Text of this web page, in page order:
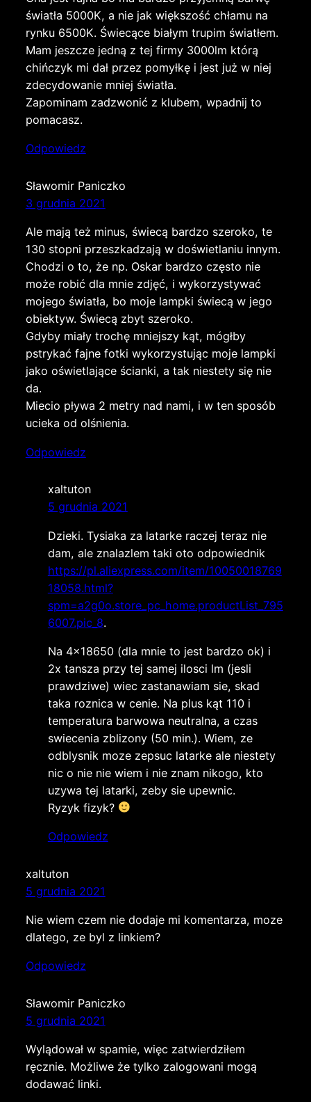
światła 5000K, a nie jak większość chłamu na
rynku 6500K. Świecące białym trupim światłem.
Mam jeszcze jedną z tej firmy 3000lm którą
chińczyk mi dał przez pomyłkę i jest już w niej
zdecydowanie mniej światła.
Zapominam zadzwonić z klubem, wpadnij to
pomacasz.
Odpowiedz
Sławomir Paniczko
3 grudnia 2021
Ale mają też minus, świecą bardzo szeroko, te
130 stopni przeszkadzają w doświetlaniu innym.
Chodzi o to, że np. Oskar bardzo często nie
może robić dla mnie zdjęć, i wykorzystywać
mojego światła, bo moje lampki świecą w jego
obiektyw. Świecą zbyt szeroko.
Gdyby miały trochę mniejszy kąt, mógłby
pstrykać fajne fotki wykorzystując moje lampki
jako oświetlające ścianki, a tak niestety się nie
da.
Miecio pływa 2 metry nad nami, i w ten sposób
ucieka od olśnienia.
Odpowiedz
xaltuton
5 grudnia 2021
Dzieki. Tysiaka za latarke raczej teraz nie
dam, ale znalazlem taki oto odpowiednik
https://pl.aliexpress.com/item/10050018769
18058.html?
spm=a2g0o.store_pc_home.productList_795
6007.pic_8.
Na 4×18650 (dla mnie to jest bardzo ok) i
2x tansza przy tej samej ilosci lm (jesli
prawdziwe) wiec zastanawiam sie, skad
taka roznica w cenie. Na plus kąt 110 i
temperatura barwowa neutralna, a czas
swiecenia zblizony (50 min.). Wiem, ze
odblysnik moze zepsuc latarke ale niestety
nic o nie nie wiem i nie znam nikogo, kto
uzywa tej latarki, zeby sie upewnic.
Ryzyk fizyk?
Odpowiedz
xaltuton
5 grudnia 2021
Nie wiem czem nie dodaje mi komentarza, moze
dlatego, ze byl z linkiem?
Odpowiedz
Sławomir Paniczko
5 grudnia 2021
Wylądował w spamie, więc zatwierdziłem
ręcznie. Możliwe że tylko zalogowani mogą
dodawać linki.